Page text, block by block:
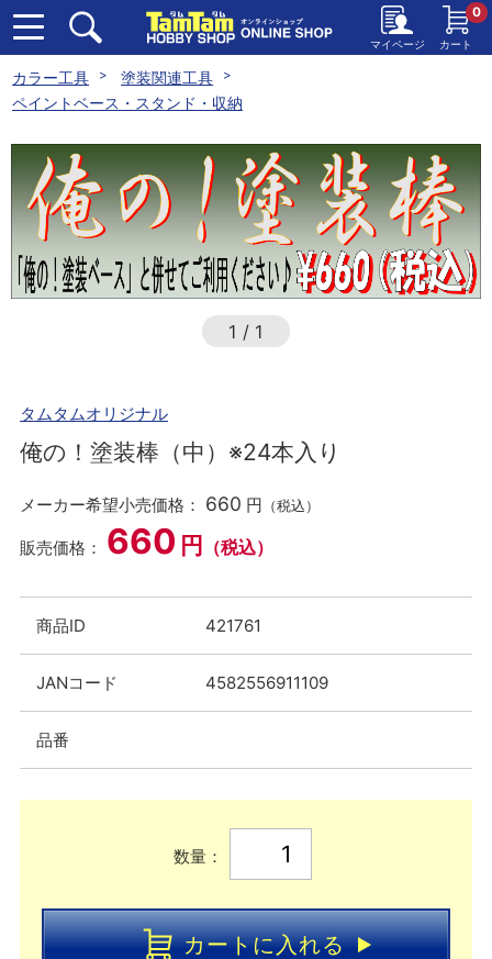
マイページ カート
0
カラー工具
塗装関連工具
ペイントベース・スタンド・収納
1 / 1
タムタムオリジナル
俺の！塗装棒（中）※24本入り
メーカー希望小売価格： 660 円 （税込）
販売価格： 660 円 （税込）
商品ID 421761
JANコード 4582556911109
品番
数量：
カートに入れる